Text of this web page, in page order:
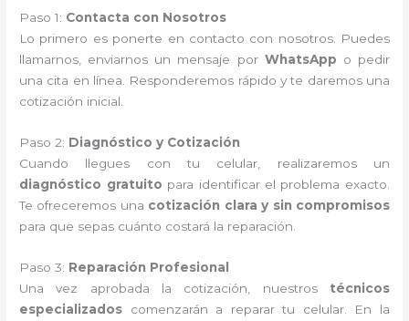
Paso 1: Contacta con Nosotros
Lo primero es ponerte en contacto con nosotros. Puedes
llamarnos, enviarnos un mensaje por WhatsApp o pedir
una cita en línea. Responderemos rápido y te daremos una
cotización inicial.
Paso 2: Diagnóstico y Cotización
Cuando llegues con tu celular, realizaremos un
diagnóstico gratuito para identificar el problema exacto.
Te ofreceremos una cotización clara y sin compromisos
para que sepas cuánto costará la reparación.
Paso 3: Reparación Profesional
Una vez aprobada la cotización, nuestros técnicos
especializados comenzarán a reparar tu celular. En la